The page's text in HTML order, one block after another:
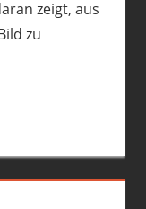
zeigt, aus
zu